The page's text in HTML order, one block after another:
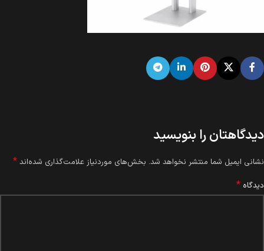
دیدگاهتان را بنویسید
نشانی ایمیل شما منتشر نخواهد شد. بخش‌های موردنیاز علامت‌گذاری شده‌اند *
دیدگاه *